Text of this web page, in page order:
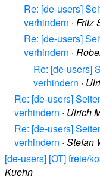
Re: [de-users]
verhindern · Fritz
Re: [de-users]
verhindern ·
Re: [de-users]
verhindern ·
Re: [de-users]
verhindern · Ulrich
Re: [de-users]
verhindern · Stefan
[de-users] [OT] freie/
Kuehn